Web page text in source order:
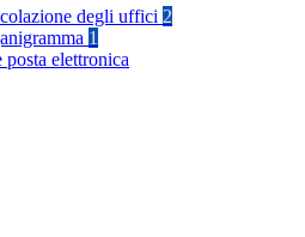
degli uffici 2
1
posta elettronica